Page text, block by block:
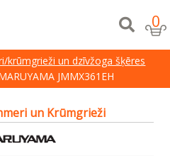
0
krūmgrieži un dzīvžoga šķēres
JMMX361EH
un Krūmgrieži